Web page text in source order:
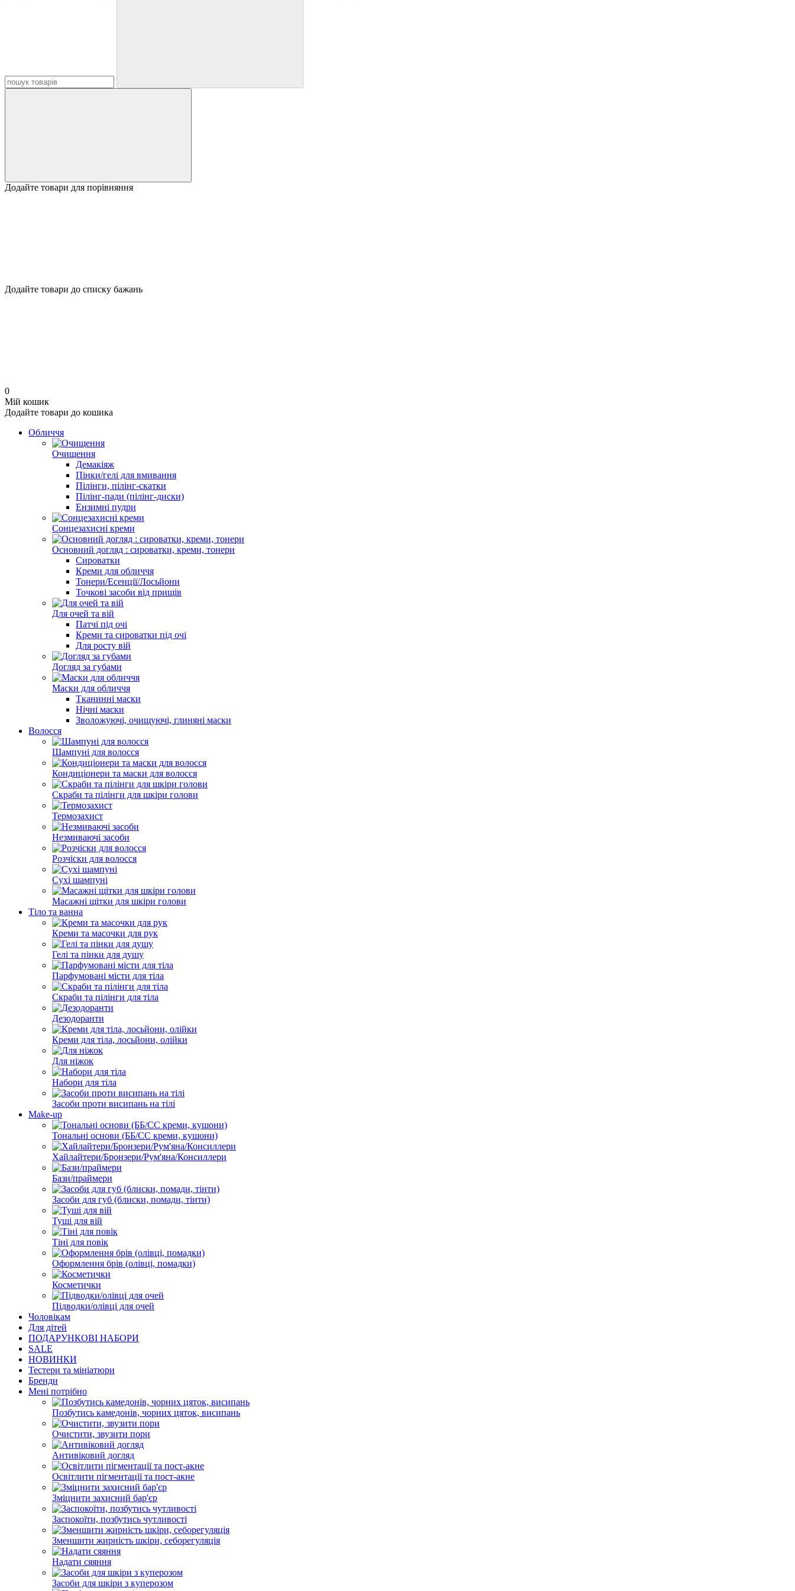
Додайте товари для порівняння
Додайте товари до списку бажань
0
Мій кошик
Додайте товари до кошика
Обличчя
Очищення
Демакіяж
Пінки/гелі для вмивання
Пілінги, пілінг-скатки
Пілінг-пади (пілінг-диски)
Ензимні пудри
Сонцезахисні креми
Основний догляд : сироватки, креми, тонери
Сироватки
Креми для обличчя
Тонери/Есенції/Лосьйони
Точкові засоби від прищів
Для очей та вій
Патчі під очі
Креми та сироватки під очі
Для росту вій
Догляд за губами
Маски для обличчя
Тканинні маски
Нічні маски
Зволожуючі, очищуючі, глиняні маски
Волосся
Шампуні для волосся
Кондиціонери та маски для волосся
Скраби та пілінги для шкіри голови
Термозахист
Незмиваючі засоби
Розчіски для волосся
Сухі шампуні
Масажні щітки для шкіри голови
Тіло та ванна
Креми та масочки для рук
Гелі та пінки для душу
Парфумовані місти для тіла
Скраби та пілінги для тіла
Дезодоранти
Креми для тіла, лосьйони, олійки
Для ніжок
Набори для тіла
Засоби проти висипань на тілі
Make-up
Тональні основи (ББ/СС креми, кушони)
Хайлайтери/Бронзери/Рум'яна/Консиллери
Бази/праймери
Засоби для губ (блиски, помади, тінти)
Туші для вій
Тіні для повік
Оформлення брів (олівці, помадки)
Косметички
Підводки/олівці для очей
Чоловікам
Для дітей
ПОДАРУНКОВІ НАБОРИ
SALE
НОВИНКИ
Тестери та мініатюри
Бренди
Мені потрібно
Позбутись камедонів, чорних цяток, висипань
Очистити, звузити пори
Антивіковий догляд
Освітлити пігментації та пост-акне
Зміцнити захисний бар'єр
Заспокоїти, позбутись чутливості
Зменшити жирність шкіри, себорегуляція
Надати сяяння
Засоби для шкіри з куперозом